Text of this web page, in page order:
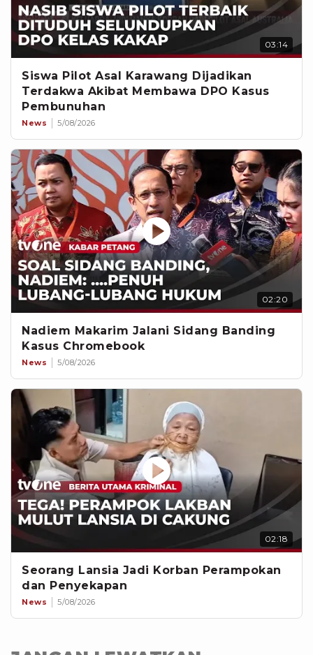
03:14
Siswa Pilot Asal Karawang Dijadikan
Terdakwa Akibat Membawa DPO Kasus
Pembunuhan
News 5/08/2026
02:20
Nadiem Makarim Jalani Sidang Banding
Kasus Chromebook
News 5/08/2026
02:18
Seorang Lansia Jadi Korban Perampokan
dan Penyekapan
News 5/08/2026